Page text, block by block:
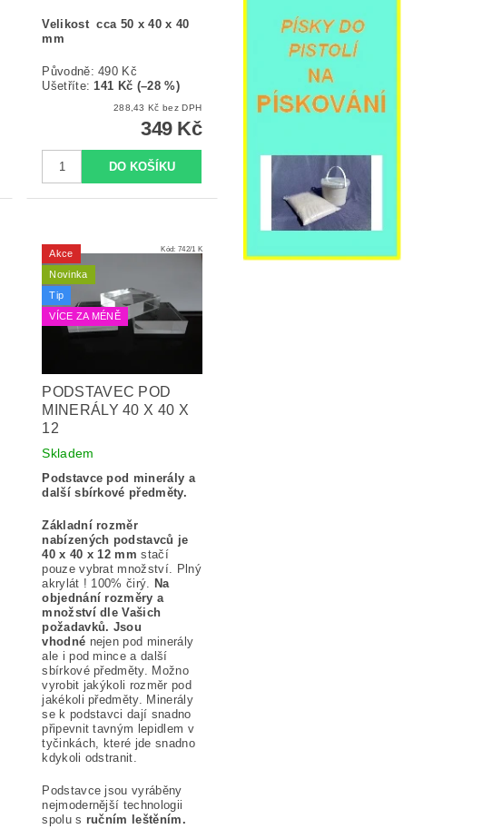
Velikost cca 50 x 40 x 40
mm
Původně:490 Kč
Ušetříte:141 Kč (–28 %)
288,43 Kč bez DPH
349 Kč
Akce
Novinka
Tip
VÍCE ZA MÉNĚ
Kód: 742/1 K
PODSTAVEC POD
MINERÁLY 40 X 40 X
12
Skladem
Podstavce pod minerály a
další sbírkové předměty.
Základní rozměr
nabízených podstavců je
40 x 40 x 12 mm stačí
pouze vybrat množství. Plný
akrylát ! 100% čirý. Na
objednání rozměry a
množství dle Vašich
požadavků. Jsou
vhodné nejen pod minerály
ale i pod mince a další
sbírkové předměty. Možno
vyrobit jakýkoli rozměr pod
jakékoli předměty. Minerály
se k podstavci dají snadno
připevnit tavným lepidlem v
tyčinkách, které jde snadno
kdykoli odstranit.
Podstavce jsou vyráběny
nejmodernější technologii
spolu s ručním leštěním.